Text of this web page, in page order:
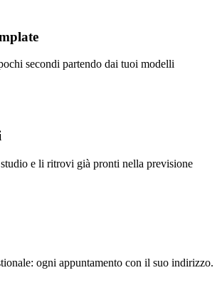
secondi partendo dai tuoi modelli
e li ritrovi già pronti nella previsione
ogni appuntamento con il suo indirizzo.